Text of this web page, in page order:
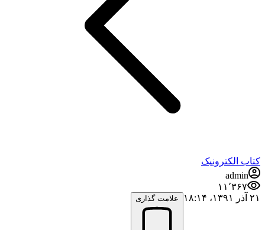
کتاب الکترونیک
admin
۱۱٬۳۶۷
۲۱ آذر ۱۳۹۱،‏ ۱۸:۱۴
علامت گذاری